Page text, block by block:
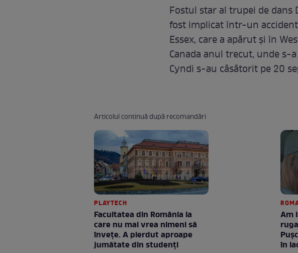
Fostul star al trupei de
fost implicat într-un
Essex, care a apărut şi în
Canada anul trecut, unde s-
Cyndi s-au căsătorit pe 20
Articolul continuă după recomandări
PLAYTECH
Facultatea din România la
care nu mai vrea nimeni să
înveţe. A pierdut aproape
jumătate din studenţi
Am
în